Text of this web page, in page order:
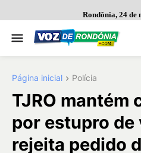
Rondônia, 24 de
Página inicial Polícia
TJRO mantém
por estupro de
rejeita pedido